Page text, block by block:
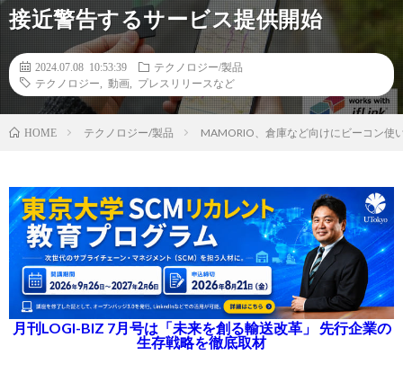
接近警告するサービス提供開始
2024.07.08 10:53:39
テクノロジー/製品
テクノロジー
動画 プレスリリースなど
HOME テクノロジー/製品 MAMORIO、倉庫など向けにビーコン使
月刊LOGI-BIZ 7月号は「未来を創る輸送改革」 先行企業の
生存戦略を徹底取材